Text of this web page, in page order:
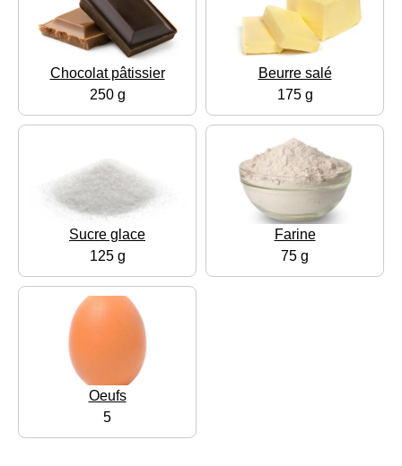
Chocolat pâtissier
250 g
Beurre salé
175 g
Sucre glace
125 g
Farine
75 g
Oeufs
5